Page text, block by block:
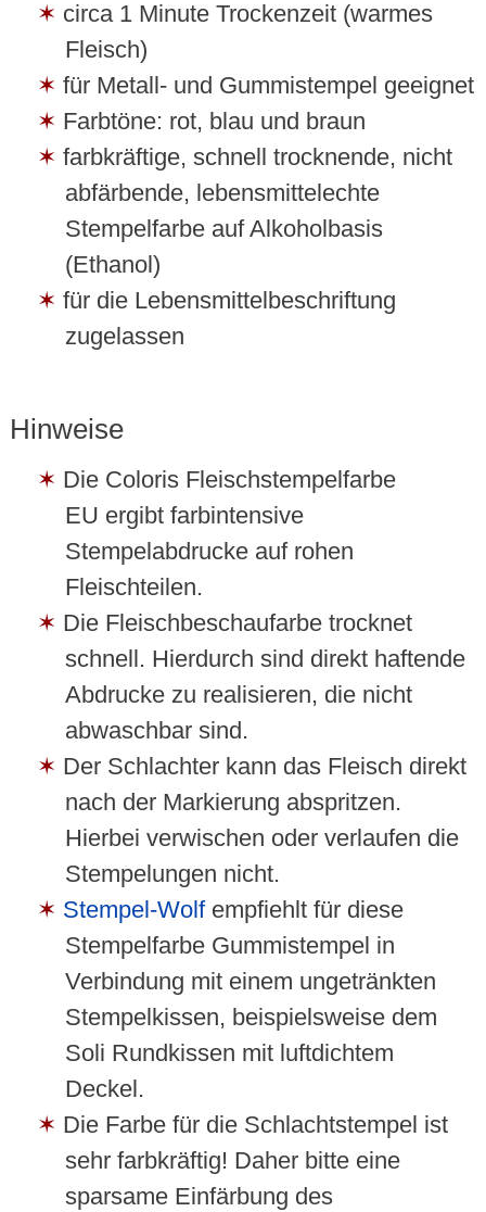
circa 1 Minute Trockenzeit (warmes
Fleisch)
für Metall- und Gummistempel geeignet
Farbtöne: rot, blau und braun
farbkräftige, schnell trocknende, nicht
abfärbende, lebensmittelechte
Stempelfarbe auf Alkoholbasis
(Ethanol)
für die Lebensmittelbeschriftung
zugelassen
Hinweise
Die Coloris Fleischstempelfarbe
EU ergibt farbintensive
Stempelabdrucke auf rohen
Fleischteilen.
Die Fleischbeschaufarbe trocknet
schnell. Hierdurch sind direkt haftende
Abdrucke zu realisieren, die nicht
abwaschbar sind.
Der Schlachter kann das Fleisch direkt
nach der Markierung abspritzen.
Hierbei verwischen oder verlaufen die
Stempelungen nicht.
Stempel-Wolfempfiehlt für diese
Stempelfarbe Gummistempel in
Verbindung mit einem ungetränkten
Stempelkissen, beispielsweise dem
Soli Rundkissen mit luftdichtem
Deckel.
Die Farbe für die Schlachtstempel ist
sehr farbkräftig! Daher bitte eine
sparsame Einfärbung des